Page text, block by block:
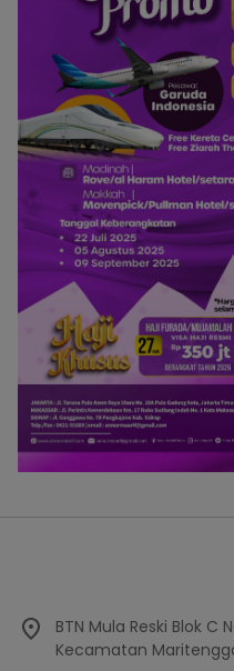
BTN Mula Reski Blok C
Kecamatan